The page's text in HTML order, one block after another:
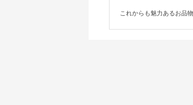
これからも魅力あるお品